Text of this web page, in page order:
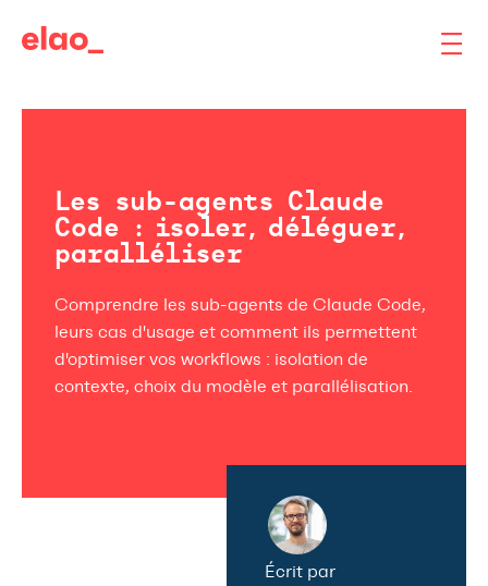
Écrit par
Les sub-agents Claude
Code : isoler, déléguer,
paralléliser
Comprendre les sub-agents de Claude Code,
leurs cas d'usage et comment ils permettent
d'optimiser vos workflows : isolation de
contexte, choix du modèle et parallélisation.